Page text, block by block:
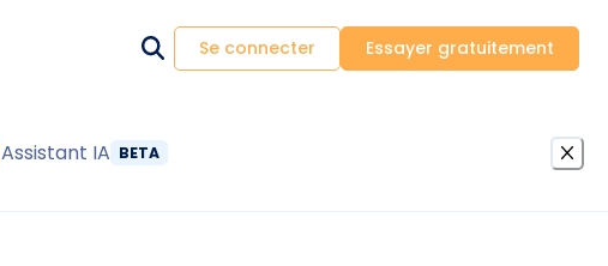
Assistant IA BETA
Se connecter Essayer gratuitement